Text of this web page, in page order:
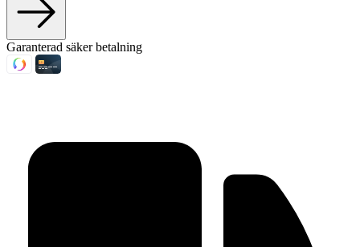
Garanterad säker betalning